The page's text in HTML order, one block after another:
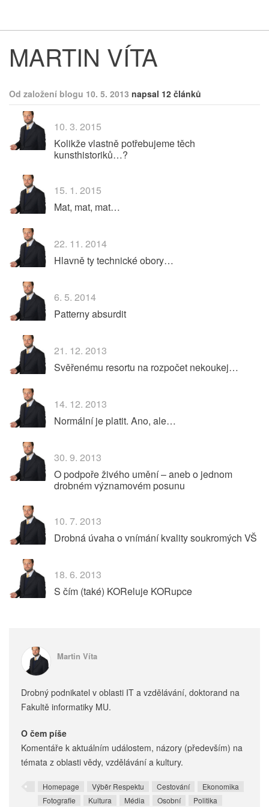
MARTIN VÍTA
Od založení blogu 10. 5. 2013 napsal 12 článků
10. 3. 2015
Kolikže vlastně potřebujeme těch
kunsthistoriků…?
15. 1. 2015
Mat, mat, mat…
22. 11. 2014
Hlavně ty technické obory…
6. 5. 2014
Patterny absurdit
21. 12. 2013
Svěřenému resortu na rozpočet nekoukej…
14. 12. 2013
Normální je platit. Ano, ale…
30. 9. 2013
O podpoře živého umění – aneb o jednom
drobném významovém posunu
10. 7. 2013
Drobná úvaha o vnímání kvality soukromých VŠ
18. 6. 2013
S čím (také) KOReluje KORupce
Martin Víta
Drobný podnikatel v oblasti IT a vzdělávání, doktorand na
Fakultě informatiky MU.
O čem píše
Komentáře k aktuálním událostem, názory (především) na
témata z oblasti vědy, vzdělávání a kultury.
Homepage Výběr Respektu Cestování
Ekonomika
Fotografie
Kultura Média Osobní Politika